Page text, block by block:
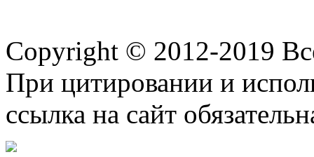
Copyright © 2012-2019
При цитировании и
ссылка на сайт